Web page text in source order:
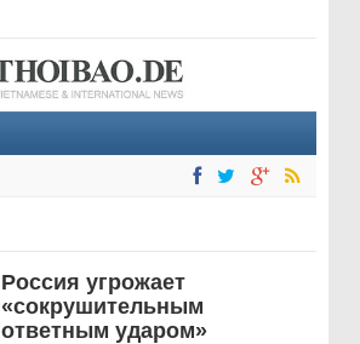
Россия угрожает
«сокрушительным
ответным ударом»